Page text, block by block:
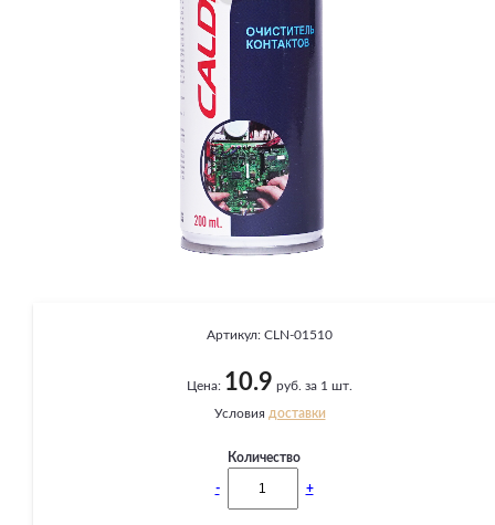
Артикул: CLN-01510
Цена: 10.9 руб. за 1 шт.
Условия доставки
Количество
- +